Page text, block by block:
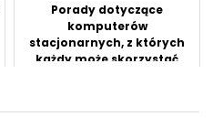
Porady dotyczące
komputerów
stacjonarnych, z których
każdy może skorzystać